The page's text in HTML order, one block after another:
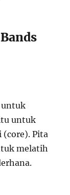
untuk
untuk
(core). Pita
melatih